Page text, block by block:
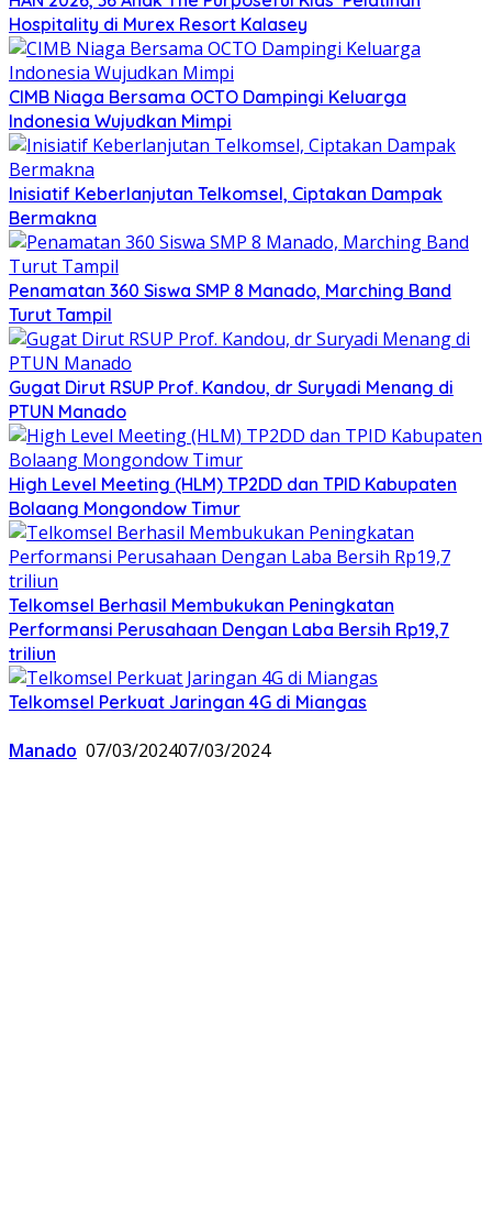
Hospitality di Murex Resort Kalasey
CIMB Niaga Bersama OCTO Dampingi Keluarga
Indonesia Wujudkan Mimpi
Inisiatif Keberlanjutan Telkomsel, Ciptakan Dampak
Bermakna
Penamatan 360 Siswa SMP 8 Manado, Marching Band
Turut Tampil
Gugat Dirut RSUP Prof. Kandou, dr Suryadi Menang di
PTUN Manado
High Level Meeting (HLM) TP2DD dan TPID Kabupaten
Bolaang Mongondow Timur
Telkomsel Berhasil Membukukan Peningkatan
Performansi Perusahaan Dengan Laba Bersih Rp19,7
triliun
Telkomsel Perkuat Jaringan 4G di Miangas
Manado 07/03/202407/03/2024